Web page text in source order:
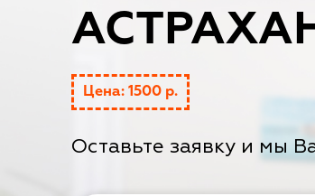
Цена: 1500 р.
Оставьте заявку и мы